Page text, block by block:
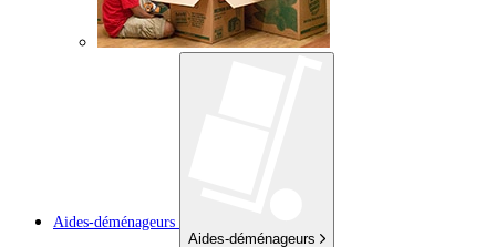
Aides-déménageurs
Aides-déménageurs